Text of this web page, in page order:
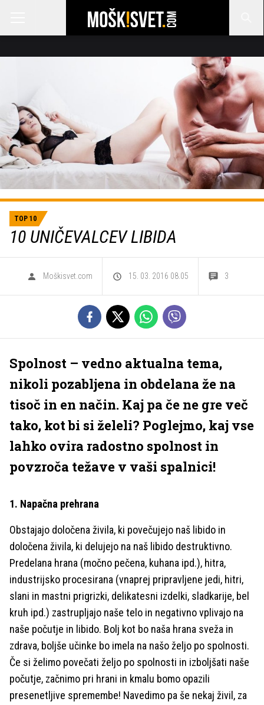
TOP 10
10 UNIČEVALCEV LIBIDA
Moškisvet.com 15. 03. 2016 08.05 3
Spolnost – vedno aktualna tema,
nikoli pozabljena in obdelana že na
tisoč in en način. Kaj pa če ne gre več
tako, kot bi si želeli? Poglejmo, kaj vse
lahko ovira radostno spolnost in
povzroča težave v vaši spalnici!
1. Napačna prehrana
Obstajajo določena živila, ki povečujejo naš libido in
določena živila, ki delujejo na naš libido destruktivno.
Predelana hrana (močno pečena, kuhana ipd.), hitra,
industrijsko procesirana (vnaprej pripravljene jedi, hitri,
slani in mastni prigrizki, delikatesni izdelki, sladkarije, bel
kruh ipd.) zastrupljajo naše telo in negativno vplivajo na
naše počutje in libido. Bolj kot bo naša hrana sveža in
zdrava, boljše učinke bo imela na našo željo po spolnosti.
Če si želimo povečati željo po spolnosti in izboljšati naše
počutje, začnimo pri hrani in kmalu bomo opazili
presenetljive spremembe! Navedimo pa še nekaj živil, za